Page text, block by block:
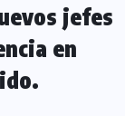
jefes
en